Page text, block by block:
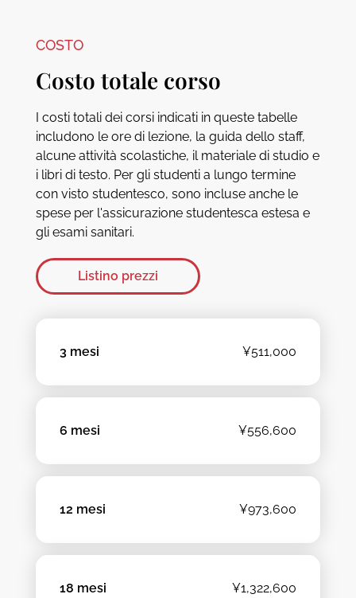
3 mesi ¥511,000
6 mesi ¥556,600
12 mesi ¥973,600
18 mesi ¥1,322,600
COSTO
Costo totale corso
I costi totali dei corsi indicati in queste tabelle
includono le ore di lezione, la guida dello staff,
alcune attività scolastiche, il materiale di studio e
i libri di testo. Per gli studenti a lungo termine
con visto studentesco, sono incluse anche le
spese per l'assicurazione studentesca estesa e
gli esami sanitari.
Listino prezzi